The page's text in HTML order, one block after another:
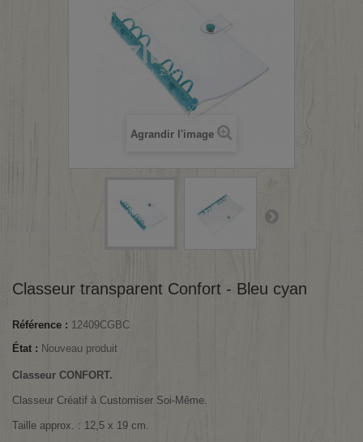
Agrandir l'image
Classeur transparent Confort - Bleu cyan
Référence : 12409CGBC
État : Nouveau produit
Classeur CONFORT.
Classeur Créatif à Customiser Soi-Même.
Taille approx. : 12,5 x 19 cm.